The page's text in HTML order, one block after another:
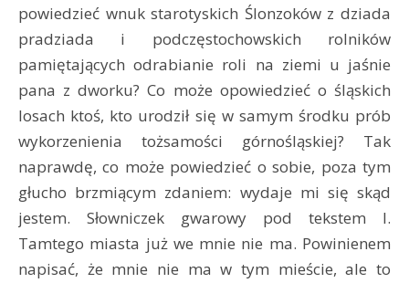
powiedzieć wnuk starotyskich Ślonzoków z dziada
pradziada i podczęstochowskich rolników
pamiętających odrabianie roli na ziemi u jaśnie
pana z dworku? Co może opowiedzieć o śląskich
losach ktoś, kto urodził się w samym środku prób
wykorzenienia tożsamości górnośląskiej? Tak
naprawdę, co może powiedzieć o sobie, poza tym
głucho brzmiącym zdaniem: wydaje mi się skąd
jestem. Słowniczek gwarowy pod tekstem I.
Tamtego miasta już we mnie nie ma. Powinienem
napisać, że mnie nie ma w tym mieście, ale to